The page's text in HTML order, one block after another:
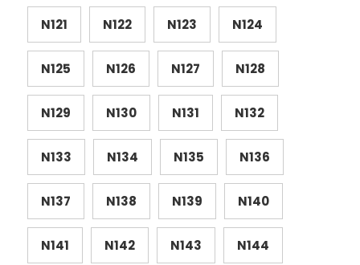
N121 N122 N123 N124
N125 N126 N127 N128
N129 N130 N131 N132
N133 N134 N135 N136
N137 N138 N139 N140
N141 N142 N143 N144